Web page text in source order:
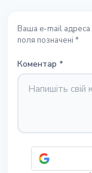
Ваша e-mail адреса
поля позначені *
Коментар *